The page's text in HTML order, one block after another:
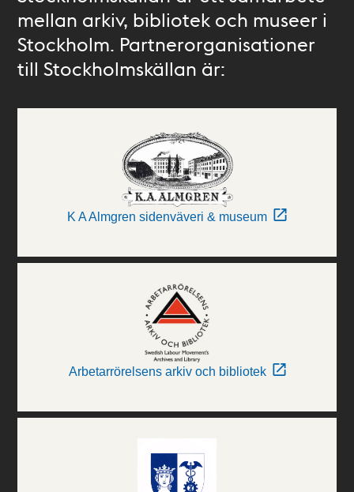
mellan arkiv, bibliotek och museer i
Stockholm. Partnerorganisationer
till Stockholmskällan är:
K A Almgren sidenväveri & museum
Arbetarrörelsens arkiv och bibliotek